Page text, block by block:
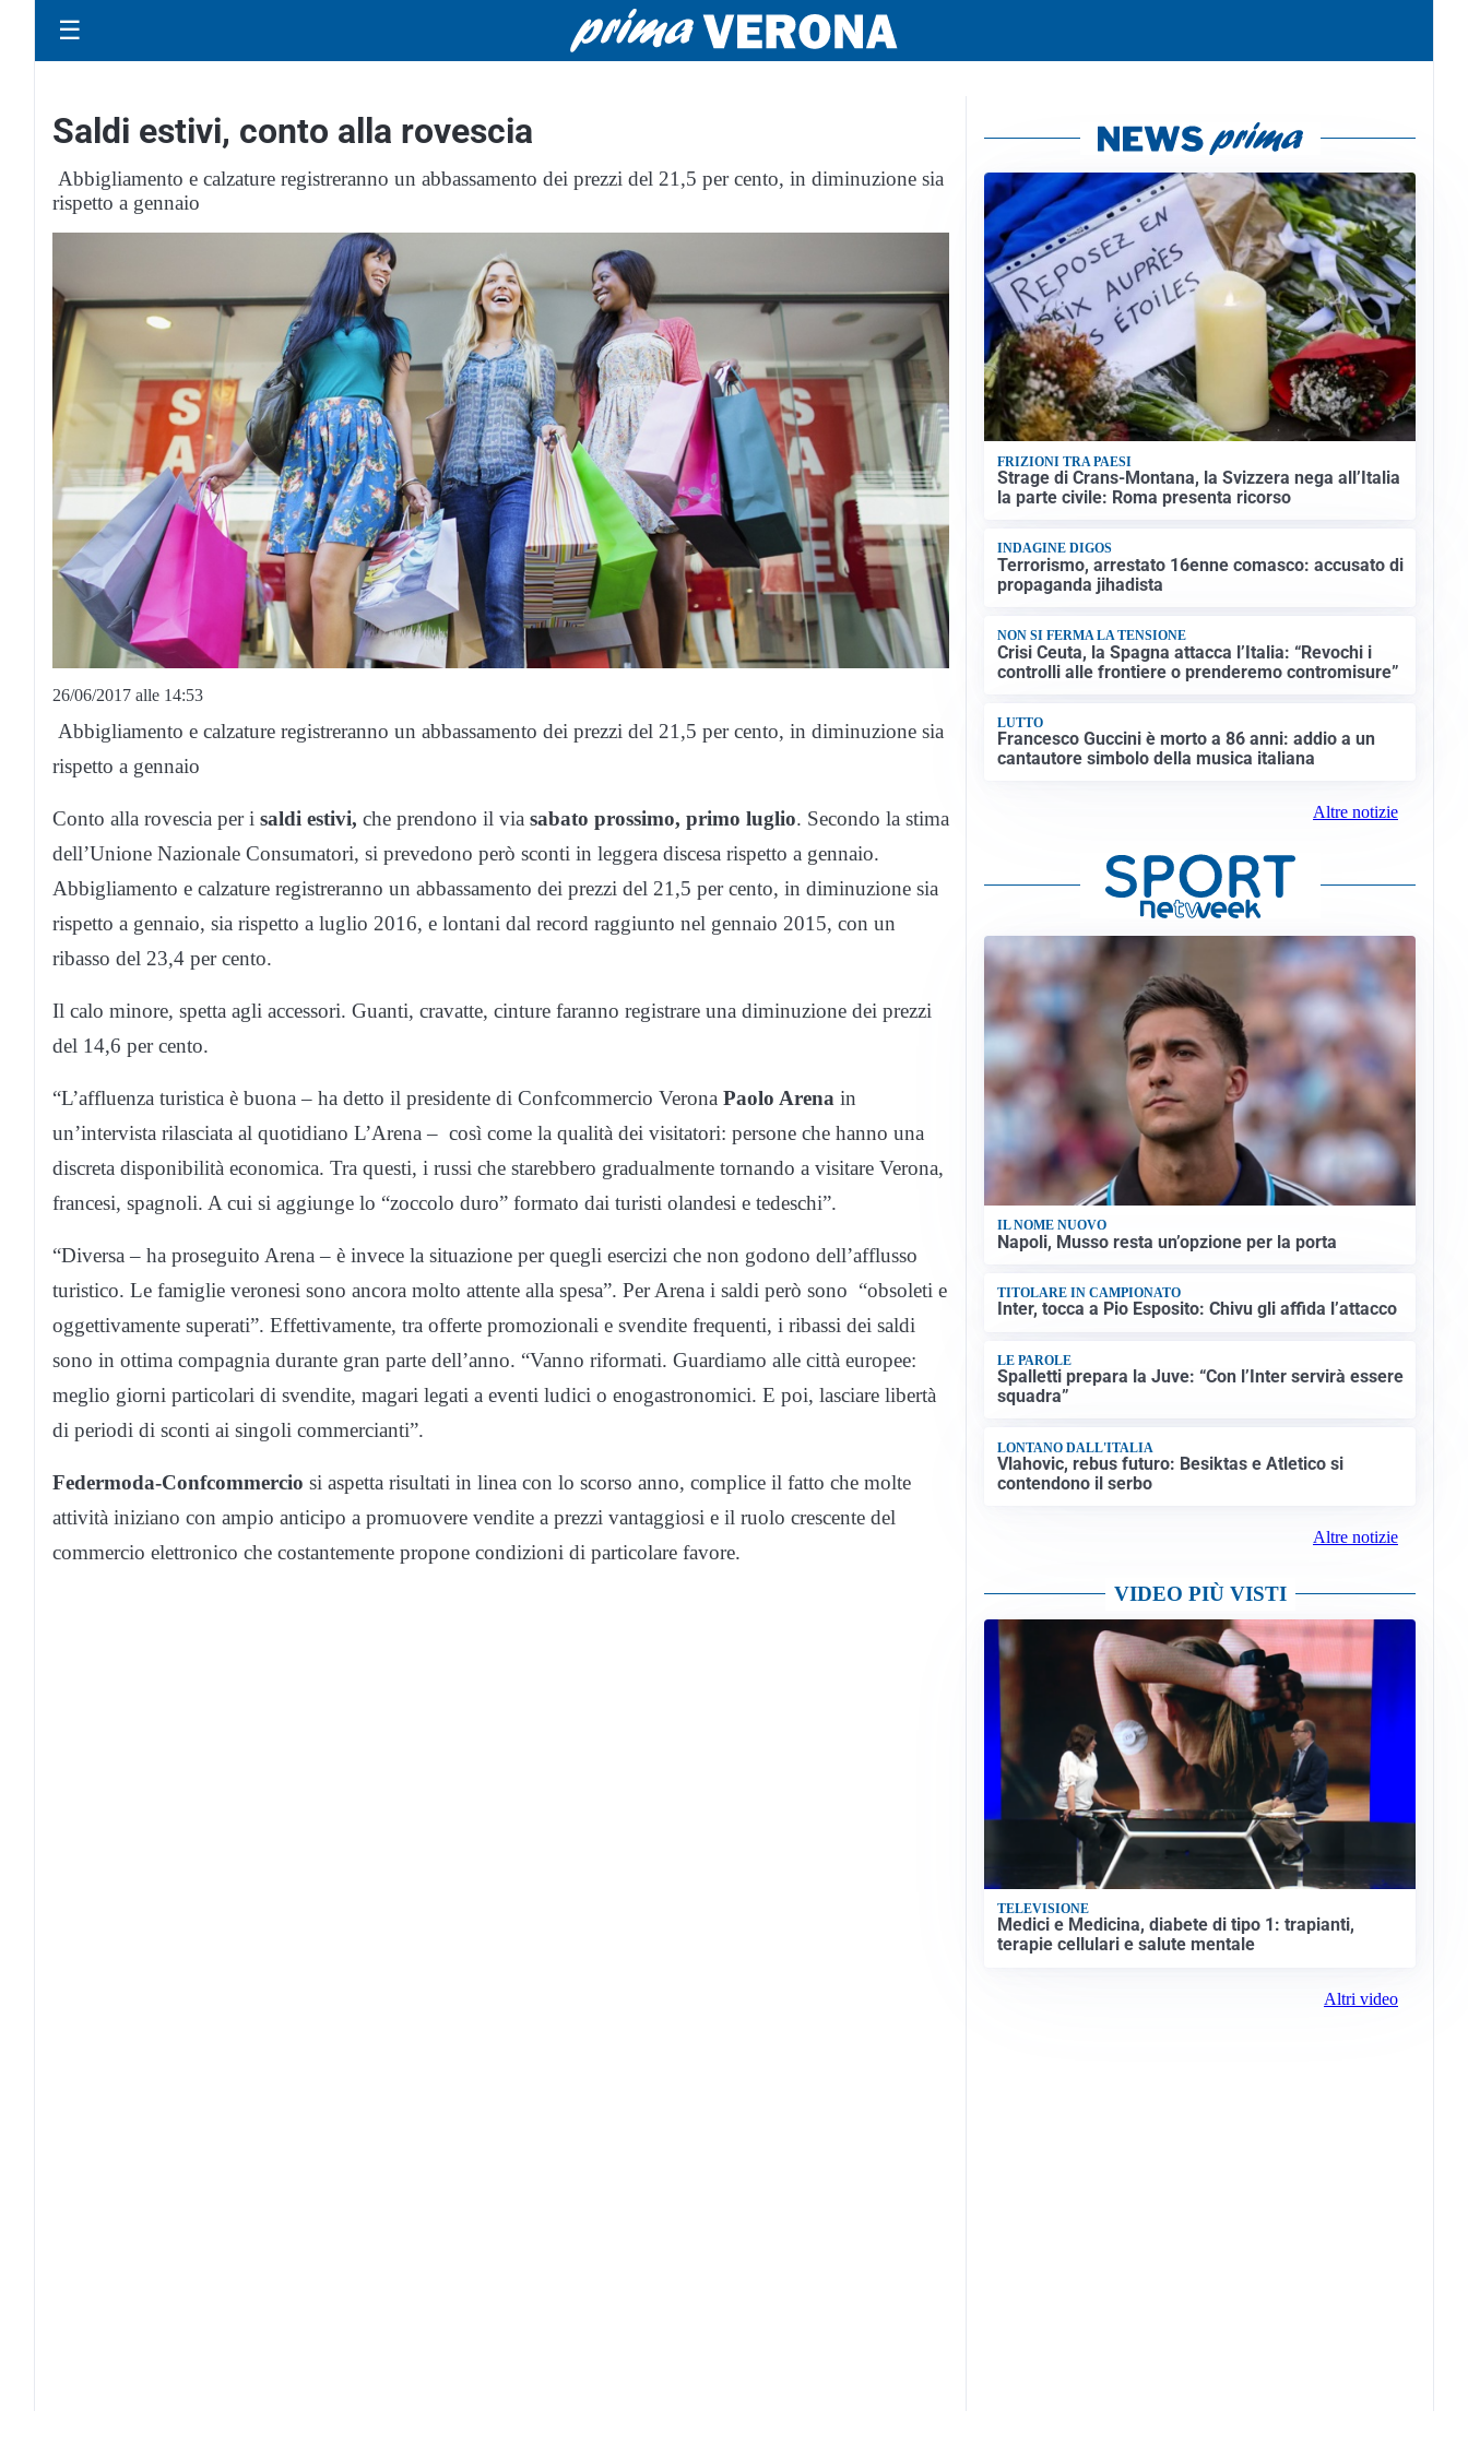
☰
Saldi estivi, conto alla rovescia
Abbigliamento e calzature registreranno un abbassamento dei prezzi del 21,5 per cento, in diminuzione sia
rispetto a gennaio
26/06/2017 alle 14:53
Abbigliamento e calzature registreranno un abbassamento dei prezzi del 21,5 per cento, in diminuzione sia
rispetto a gennaio
Conto alla rovescia per i saldi estivi, che prendono il via sabato prossimo, primo luglio. Secondo la stima
dell’Unione Nazionale Consumatori, si prevedono però sconti in leggera discesa rispetto a gennaio.
Abbigliamento e calzature registreranno un abbassamento dei prezzi del 21,5 per cento, in diminuzione sia
rispetto a gennaio, sia rispetto a luglio 2016, e lontani dal record raggiunto nel gennaio 2015, con un
ribasso del 23,4 per cento.
Il calo minore, spetta agli accessori. Guanti, cravatte, cinture faranno registrare una diminuzione dei prezzi
del 14,6 per cento.
“L’affluenza turistica è buona – ha detto il presidente di Confcommercio Verona Paolo Arena in
un’intervista rilasciata al quotidiano L’Arena – così come la qualità dei visitatori: persone che hanno una
discreta disponibilità economica. Tra questi, i russi che starebbero gradualmente tornando a visitare Verona,
francesi, spagnoli. A cui si aggiunge lo “zoccolo duro” formato dai turisti olandesi e tedeschi”.
“Diversa – ha proseguito Arena – è invece la situazione per quegli esercizi che non godono dell’afflusso
turistico. Le famiglie veronesi sono ancora molto attente alla spesa”. Per Arena i saldi però sono “obsoleti e
oggettivamente superati”. Effettivamente, tra offerte promozionali e svendite frequenti, i ribassi dei saldi
sono in ottima compagnia durante gran parte dell’anno. “Vanno riformati. Guardiamo alle città europee:
meglio giorni particolari di svendite, magari legati a eventi ludici o enogastronomici. E poi, lasciare libertà
di periodi di sconti ai singoli commercianti”.
Federmoda-Confcommercio si aspetta risultati in linea con lo scorso anno, complice il fatto che molte
attività iniziano con ampio anticipo a promuovere vendite a prezzi vantaggiosi e il ruolo crescente del
commercio elettronico che costantemente propone condizioni di particolare favore.
FRIZIONI TRA PAESI
Strage di Crans-Montana, la Svizzera nega all’Italia
la parte civile: Roma presenta ricorso
INDAGINE DIGOS
Terrorismo, arrestato 16enne comasco: accusato di
propaganda jihadista
NON SI FERMA LA TENSIONE
Crisi Ceuta, la Spagna attacca l’Italia: “Revochi i
controlli alle frontiere o prenderemo contromisure”
LUTTO
Francesco Guccini è morto a 86 anni: addio a un
cantautore simbolo della musica italiana
Altre notizie
IL NOME NUOVO
Napoli, Musso resta un’opzione per la porta
TITOLARE IN CAMPIONATO
Inter, tocca a Pio Esposito: Chivu gli affida l’attacco
LE PAROLE
Spalletti prepara la Juve: “Con l’Inter servirà essere
squadra”
LONTANO DALL'ITALIA
Vlahovic, rebus futuro: Besiktas e Atletico si
contendono il serbo
Altre notizie
VIDEO PIÙ VISTI
TELEVISIONE
Medici e Medicina, diabete di tipo 1: trapianti,
terapie cellulari e salute mentale
Altri video